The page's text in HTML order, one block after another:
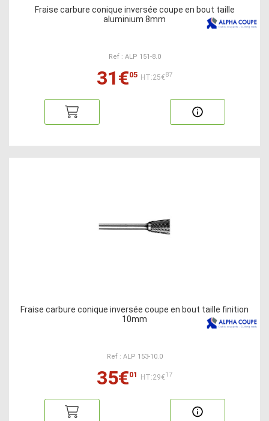
Fraise carbure conique inversée coupe en bout taille
aluminium 8mm
Ref : ALP 151-8.0
31€05 HT:25€87
Fraise carbure conique inversée coupe en bout taille finition
10mm
Ref : ALP 153-10.0
35€01 HT:29€17